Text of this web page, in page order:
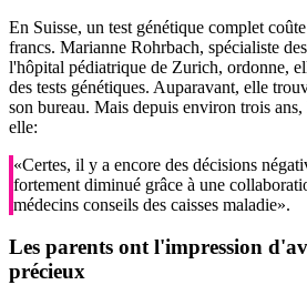
En Suisse, un test génétique complet
francs. Marianne Rohrbach, spécialiste
l'hôpital pédiatrique de Zurich, ordonne,
des tests génétiques. Auparavant, elle
son bureau. Mais depuis environ trois
elle:
«Certes, il y a encore des décisions
fortement diminué grâce à une
médecins conseils des caisses maladie».
Les parents ont l'impression
précieux